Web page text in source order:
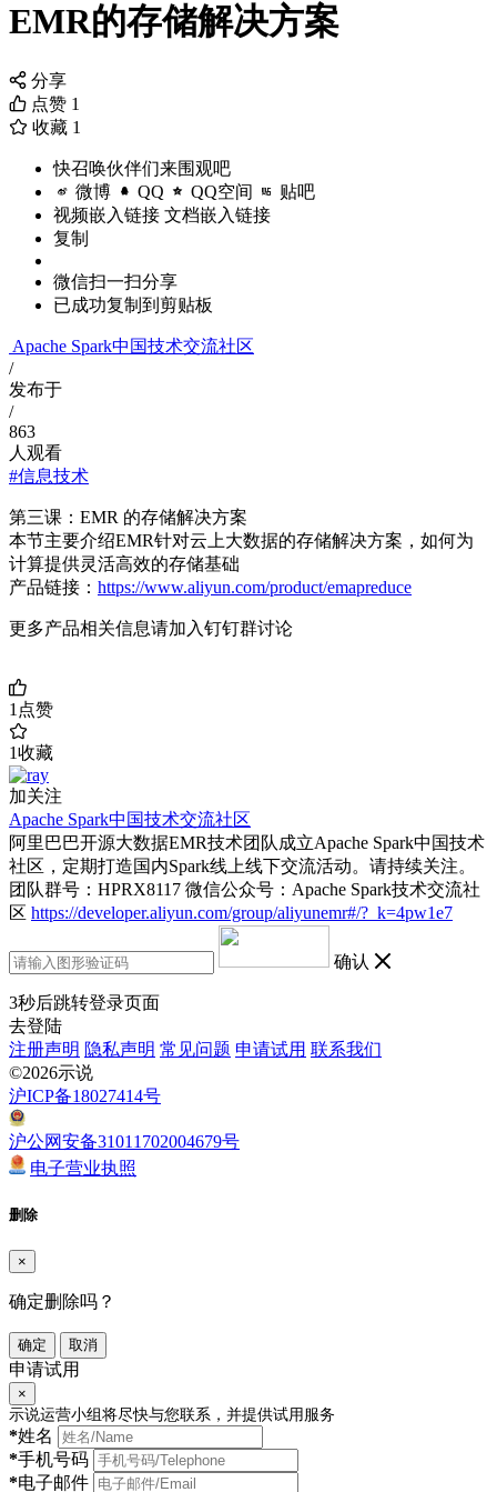
EMR的存储解决方案
分享
点赞 1
收藏 1
快召唤伙伴们来围观吧
微博 QQ QQ空间 贴吧
视频嵌入链接 文档嵌入链接
复制
微信扫一扫分享
已成功复制到剪贴板
Apache Spark中国技术交流社区
/
发布于
/
863
人观看
#信息技术
第三课：EMR 的存储解决方案
本节主要介绍EMR针对云上大数据的存储解决方案，如何为
计算提供灵活高效的存储基础
产品链接： https://www.aliyun.com/product/emapreduce
更多产品相关信息请加入钉钉群讨论
1点赞
1收藏
加关注
Apache Spark中国技术交流社区
阿里巴巴开源大数据EMR技术团队成立Apache Spark中国技术
社区，定期打造国内Spark线上线下交流活动。请持续关注。
团队群号：HPRX8117 微信公众号：Apache Spark技术交流社
区 https://developer.aliyun.com/group/aliyunemr#/?_k=4pw1e7
确认
3秒后跳转登录页面
去登陆
注册声明 隐私声明 常见问题 申请试用 联系我们
©2026示说
沪ICP备18027414号
沪公网安备31011702004679号
电子营业执照
删除
×
确定删除吗？
确定 取消
申请试用
×
示说运营小组将尽快与您联系，并提供试用服务
*姓名
*手机号码
*电子邮件